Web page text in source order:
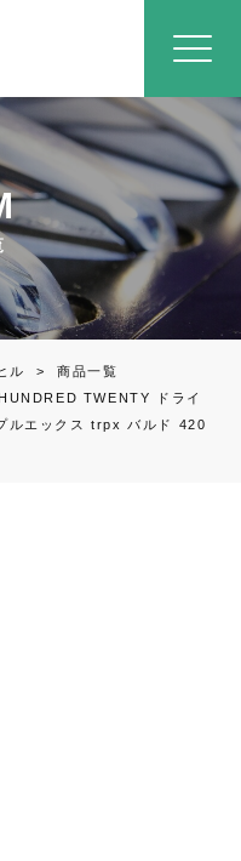
ル > 商品一覧
TWENTY ドライ
ルエックス trpx バルド 420